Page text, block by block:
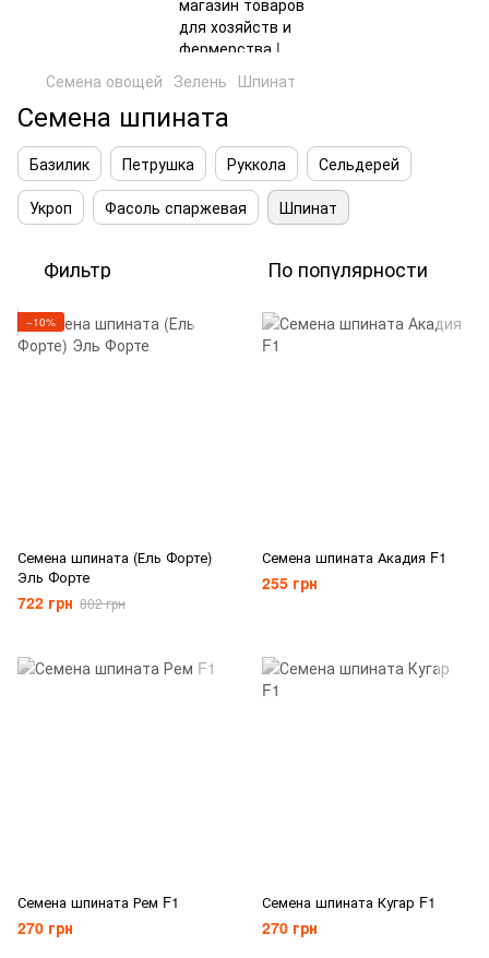
Семена овощей Зелень Шпинат
Семена шпината
Базилик Петрушка Руккола
Сельдерей
Укроп
Фасоль спаржевая Шпинат
Фильтр По популярности
−10%
Семена шпината (Ель Форте)
Эль Форте
722 грн 802 грн
Семена шпината Акадия F1
255 грн
Семена шпината Рем F1
270 грн
Семена шпината Кугар F1
270 грн